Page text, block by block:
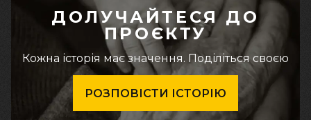
ДОЛУЧАЙТЕСЯ ДО
ПРОЄКТУ
Кожна історія має значення. Поділіться своєю
РОЗПОВІСТИ ІСТОРІЮ